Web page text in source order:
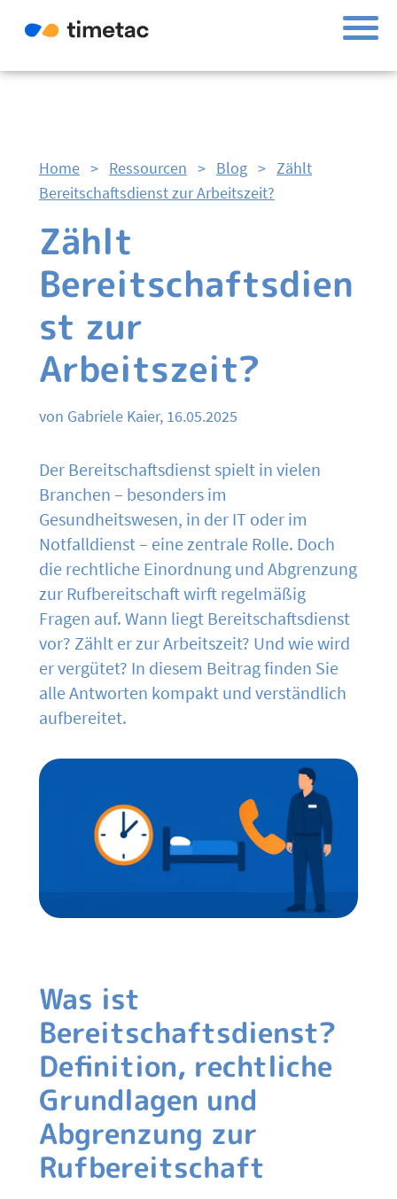
Home > Ressourcen > Blog > Zählt
Bereitschaftsdienst zur Arbeitszeit?
Zählt
Bereitschaftsdien
st zur
Arbeitszeit?
von Gabriele Kaier, 16.05.2025
Der Bereitschaftsdienst spielt in vielen
Branchen – besonders im
Gesundheitswesen, in der IT oder im
Notfalldienst – eine zentrale Rolle. Doch
die rechtliche Einordnung und Abgrenzung
zur Rufbereitschaft wirft regelmäßig
Fragen auf. Wann liegt Bereitschaftsdienst
vor? Zählt er zur Arbeitszeit? Und wie wird
er vergütet? In diesem Beitrag finden Sie
alle Antworten kompakt und verständlich
aufbereitet.
Was ist
Bereitschaftsdienst?
Definition, rechtliche
Grundlagen und
Abgrenzung zur
Rufbereitschaft